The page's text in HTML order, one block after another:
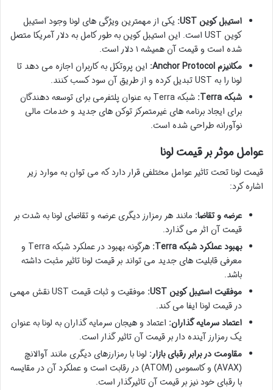
استیبل کوین UST:
یکی از مهمترین ویژگی های لونا وجود استیبل
کوین UST است. این استیبل کوین به طور کامل به دلار آمریکا متصل
شده است و قیمت آن همیشه ۱ دلار است.
مکانیزم Anchor Protocol:
این پروتکل به کاربران اجازه می دهد تا
لونا را به UST تبدیل کرده و از طریق آن سود کسب کنند.
شبکه Terra:
شبکه Terra به عنوان پلتفرمی برای توسعه دهندگان
برای ایجاد برنامه های غیرمتمرکز توکن های جدید و خدمات مالی
نوآورانه طراحی شده است.
عوامل موثر بر قیمت لونا
قیمت لونا تحت تاثیر عوامل مختلفی قرار دارد که می توان به موارد زیر
اشاره کرد:
عرضه و تقاضا: مانند هر رمزارز دیگری عرضه و تقاضای لونا به شدت بر
قیمت آن اثر می گذارد.
بهبود عملکرد شبکه Terra:
هرگونه بهبود در عملکرد شبکه Terra و
معرفی قابلیت های جدید می تواند بر قیمت لونا تاثیر مثبت داشته
باشد.
موفقیت استیبل کوین UST:
موفقیت و ثبات قیمت UST نقش مهمی
در قیمت لونا ایفا می کند.
اعتماد سرمایه گذاران: اعتماد و هیجان سرمایه گذاران به لونا به عنوان
یک رمزارز آینده دار بر قیمت آن تاثیر گذار است.
مقاومت در برابر رقبای بازار: لونا با رمزارزهای دیگری مانند آوالانچ
(AVAX) و کاسموس (ATOM) در رقابت است و عملکرد آن در مقایسه
با رقبای خود نیز بر قیمت آن تاثیرگذار است.